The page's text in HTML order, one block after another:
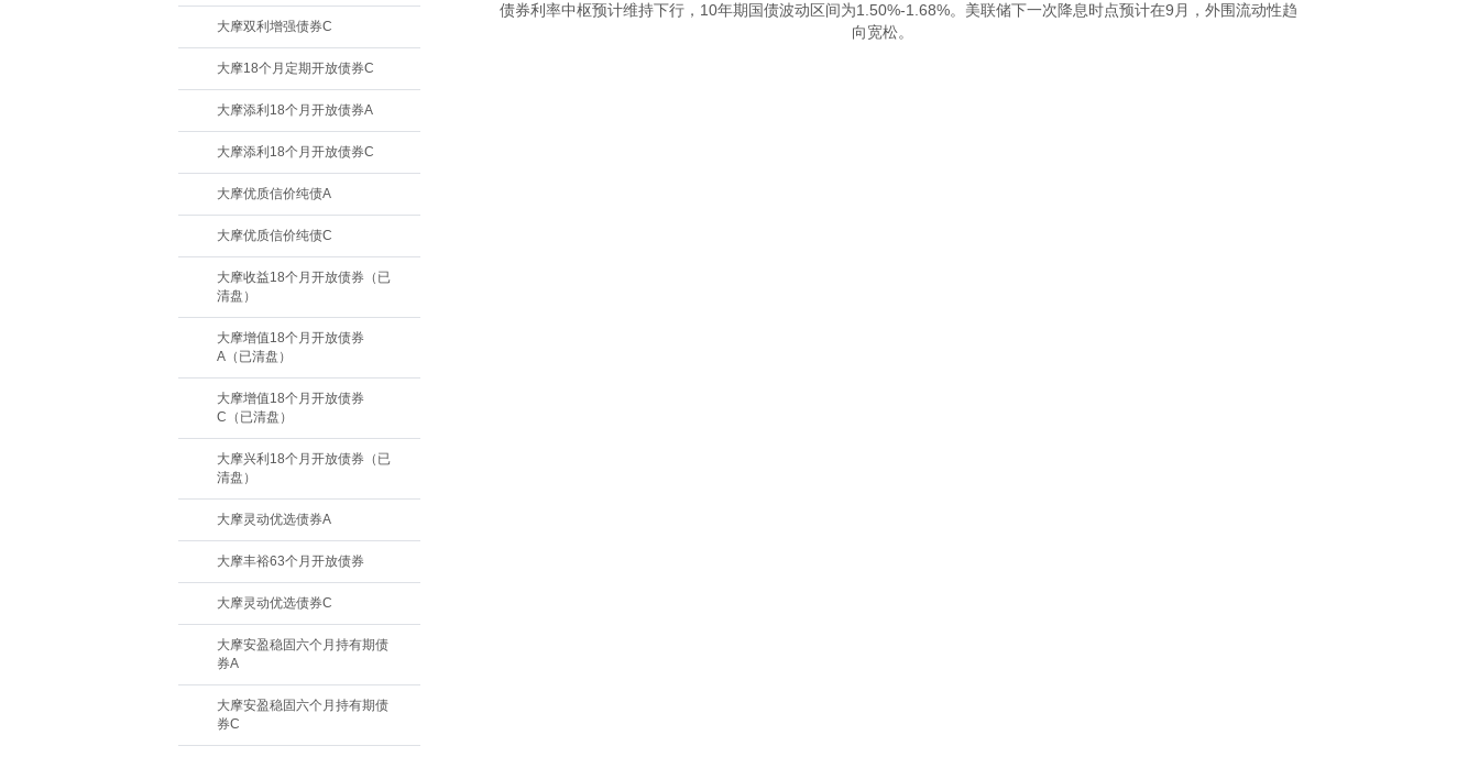
大摩双利增强债券C
大摩18个月定期开放债券C
大摩添利18个月开放债券A
大摩添利18个月开放债券C
大摩优质信价纯债A
大摩优质信价纯债C
大摩收益18个月开放债券（已
清盘）
大摩增值18个月开放债券
A（已清盘）
大摩增值18个月开放债券
C（已清盘）
大摩兴利18个月开放债券（已
清盘）
大摩灵动优选债券A
大摩丰裕63个月开放债券
大摩灵动优选债券C
大摩安盈稳固六个月持有期债
券A
大摩安盈稳固六个月持有期债
券C
债券利率中枢预计维持下行，10年期国债波动区间为1.50%-1.68%。美联储下一次降息时点预计在9月，外围流动性趋
向宽松。